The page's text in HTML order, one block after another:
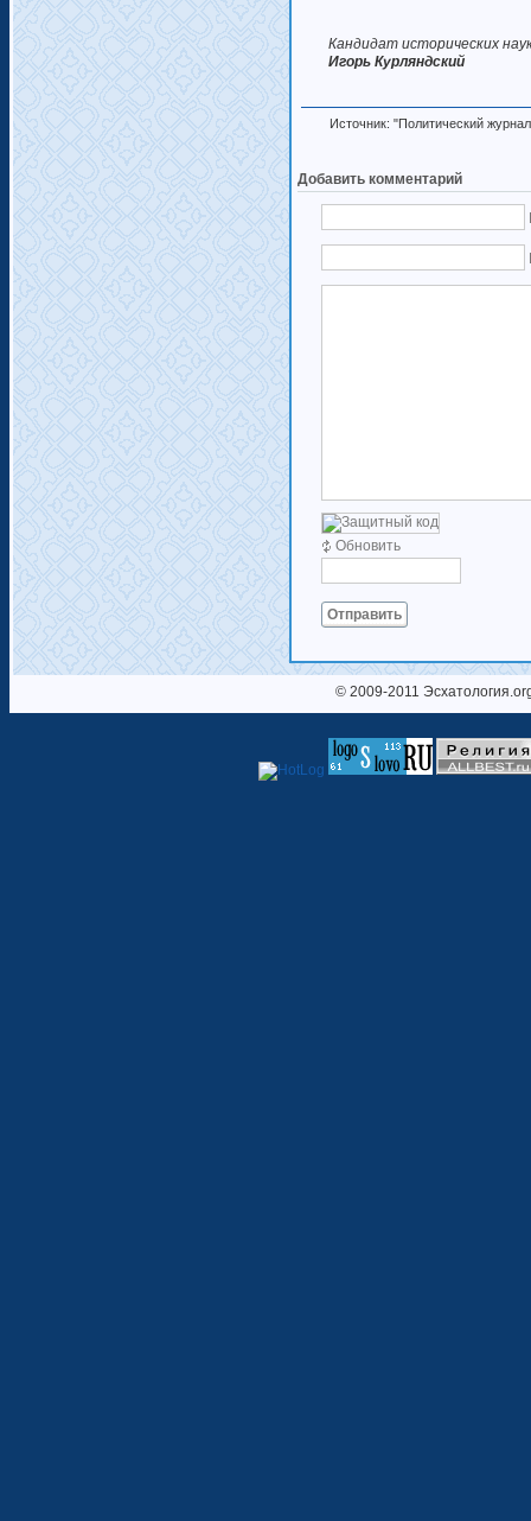
Кандидат исторических
Игорь Курляндский
Источник: "Политический
Добавить комментарий
Обновить
Отправить
© 2009-2011